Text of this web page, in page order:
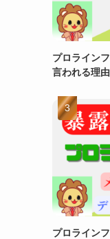
プロライン
言われる理
プロライン